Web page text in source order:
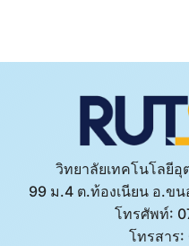
วิทยาลัยเทคโนโลยี
99 ม.4 ต.ท้องเนียน อ.ข
โทรศัพท์:
โทรสาร